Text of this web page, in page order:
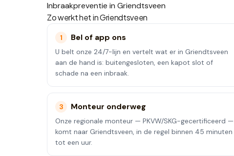
Inbraakpreventie in Griendtsveen
Zo werkt het inGriendtsveen
1 Bel of app ons
U belt onze 24/7-lijn en vertelt wat er in Griendtsveen
aan de hand is: buitengesloten, een kapot slot of
schade na een inbraak.
3 Monteur onderweg
Onze regionale monteur — PKVW/SKG-gecertificeerd —
komt naar Griendtsveen, in de regel binnen 45 minuten
tot een uur.